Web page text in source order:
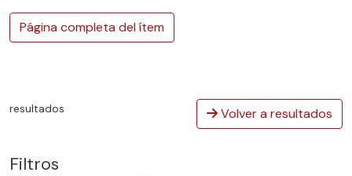
Página completa del ítem
resultados Volver a resultados
Filtros